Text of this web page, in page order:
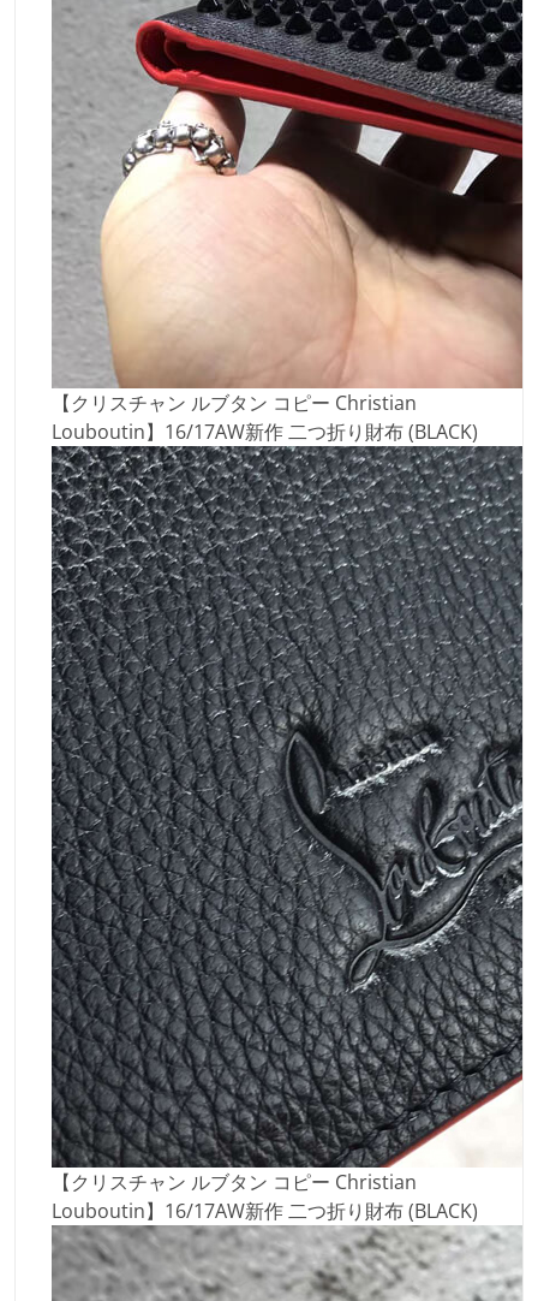
【クリスチャン ルブタン コピー Christian
Louboutin】16/17AW新作 二つ折り財布 (BLACK)
【クリスチャン ルブタン コピー Christian
Louboutin】16/17AW新作 二つ折り財布 (BLACK)